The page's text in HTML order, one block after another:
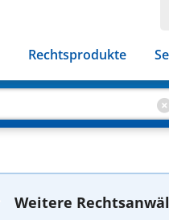
Rechtsprodukte
Weitere